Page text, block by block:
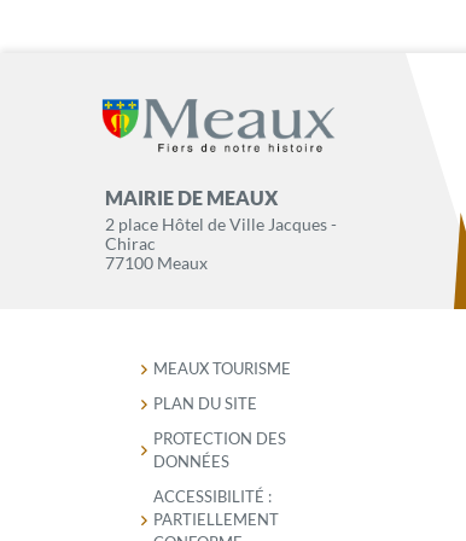
MAIRIE DE MEAUX
2 place Hôtel de Ville Jacques -
Chirac
77100 Meaux
MEAUX TOURISME
PLAN DU SITE
PROTECTION DES
DONNÉES
ACCESSIBILITÉ :
PARTIELLEMENT